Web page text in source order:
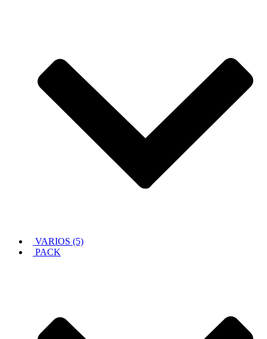
VARIOS (5)
PACK